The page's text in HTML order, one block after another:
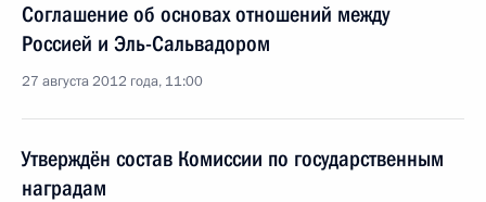
Соглашение об основах отношений между
Россией и Эль-Сальвадором
27 августа 2012 года, 11:00
Утверждён состав Комиссии по государственным
наградам